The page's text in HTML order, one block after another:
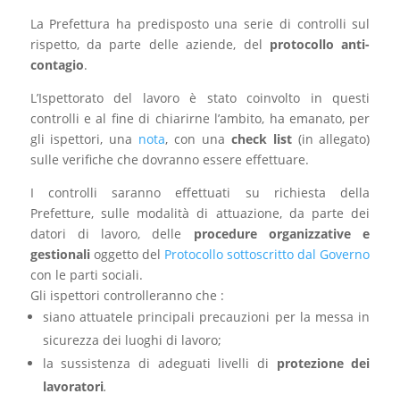
La Prefettura ha predisposto una serie di controlli sul
rispetto, da parte delle aziende, del protocollo anti-
contagio.
L’Ispettorato del lavoro è stato coinvolto in questi
controlli e al fine di chiarirne l’ambito, ha emanato, per
gli ispettori, una nota, con una check list(in allegato)
sulle verifiche che dovranno essere effettuare.
I controlli saranno effettuati su richiesta della
Prefetture, sulle modalità di attuazione, da parte dei
datori di lavoro, delle procedure organizzative e
gestionalioggetto del Protocollo sottoscritto dal Governo
con le parti sociali.
Gli ispettori controlleranno che :
siano attuatele principali precauzioni per la messa in
sicurezza dei luoghi di lavoro;
la sussistenza di adeguati livelli di protezione dei
lavoratori.